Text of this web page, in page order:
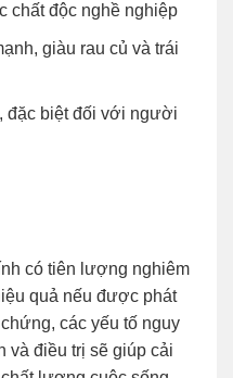
chất độc nghề nghiệp
giàu rau củ và trái
đặc biệt đối với người
có tiên lượng nghiêm
quả nếu được phát
các yếu tố nguy
và điều trị sẽ giúp cải